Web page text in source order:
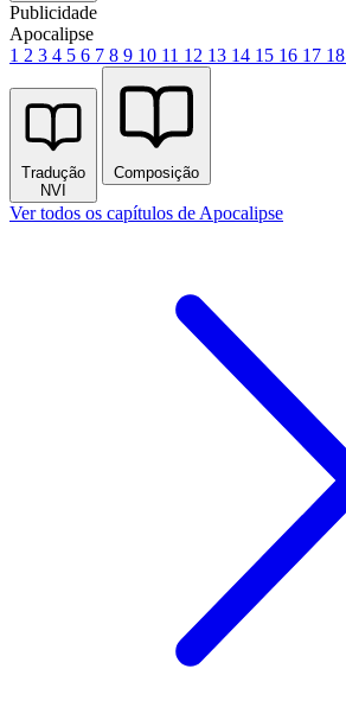
Publicidade
Apocalipse
1 2 3 4 5 6 7 8 9 10 11 12 13 14 15 16 17 18
Tradução
NVI
Composição
Ver todos os capítulos de Apocalipse